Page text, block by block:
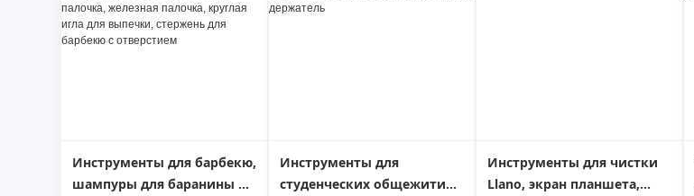
фильтр, Многоразовый,
Легко моющийся,
Инструменты для барбекю,
шампуры для баранины из
Инструменты для
студенческих общежитий,
Инструменты для чистки
Llano, экран планшета,